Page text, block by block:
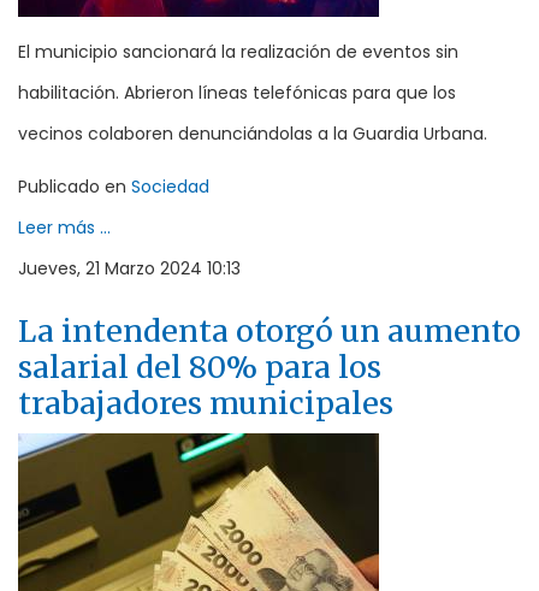
El municipio sancionará la realización de eventos sin
habilitación. Abrieron líneas telefónicas para que los
vecinos colaboren denunciándolas a la Guardia Urbana.
Publicado en Sociedad
Leer más ...
Jueves, 21 Marzo 2024 10:13
La intendenta otorgó un aumento
salarial del 80% para los
trabajadores municipales